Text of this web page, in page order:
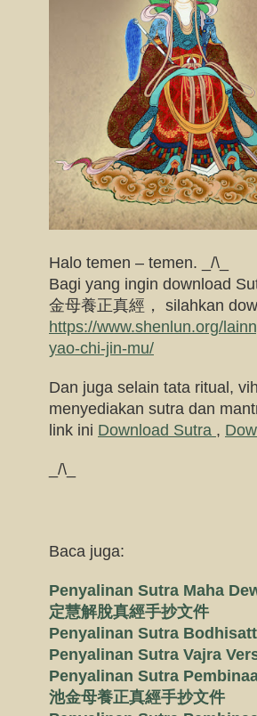
Halo temen – temen. _/\_
Bagi yang ingin download
金母養正真經， silahkan
https://www.shenlun.org/
yao-chi-jin-mu/
Dan juga selain tata ritual,
menyediakan sutra dan
link ini Download Sutra ,
_/\_
Baca juga:
Penyalinan Sutra Maha
定慧解脫真經手抄文件
Penyalinan Sutra
Penyalinan Sutra Vajra
Penyalinan Sutra
池金母養正真經手抄文件